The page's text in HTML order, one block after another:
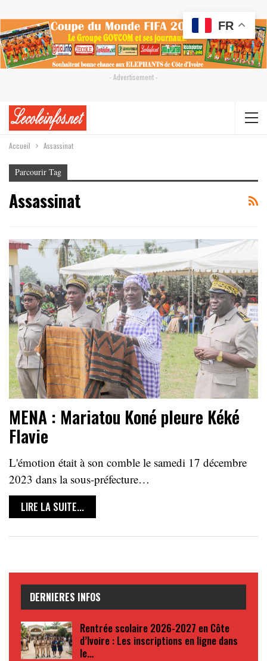
- Advertisement -
Accueil Assassinat
Parcourir Tag
Assassinat
MENA : Mariatou Koné pleure Kéké
Flavie
L'émotion était à son comble le samedi 17 décembre
2023 dans la sous-préfecture…
LIRE LA SUITE...
DERNIERES INFOS
Rentrée scolaire 2026-2027 en Côte
d’Ivoire : Les inscriptions en ligne dans
le…
FR